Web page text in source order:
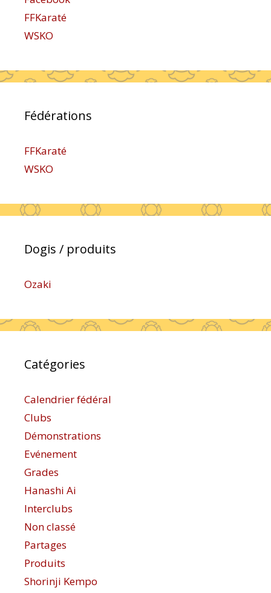
FFKaraté
WSKO
Fédérations
FFKaraté
WSKO
Dogis / produits
Ozaki
Catégories
Calendrier fédéral
Clubs
Démonstrations
Evénement
Grades
Hanashi Ai
Interclubs
Non classé
Partages
Produits
Shorinji Kempo